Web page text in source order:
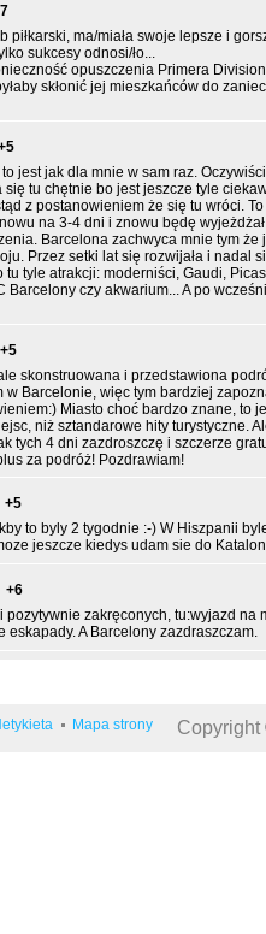
piłkarski, ma/miała swoje lepsze i
sukcesy odnosi/ło...
opuszczenia Primera
skłonić jej mieszkańców do
jest jak dla mnie w sam raz.
tu chętnie bo jest jeszcze tyle
z postanowieniem że się tu wróci.
na 3-4 dni i znowu będę
Barcelona zachwyca mnie tym że
Przez setki lat się rozwijała i nadal
tu tyle atrakcji: moderniści, Gaudi,
Barcelony czy akwarium... A po
+5
skonstruowana i przedstawiona
w Barcelonie, więc tym bardziej
Miasto choć bardzo znane, to
niż sztandarowe hity turystyczne.
tych 4 dni zazdroszczę i szczerze
za podróż! Pozdrawiam!
+5
to byly 2 tygodnie :-) W Hiszpanii
jeszcze kiedys udam sie do
+6
zakręconych, tu:wyjazd na
A Barcelony zazdraszczam.
Mapa strony